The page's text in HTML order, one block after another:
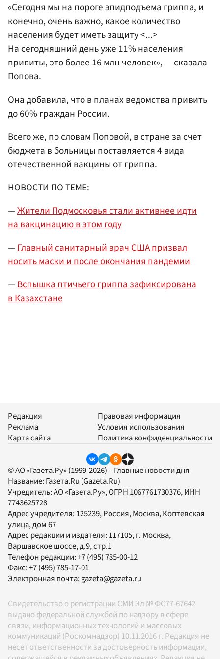
«Сегодня мы на пороге эпидподъема гриппа, и
конечно, очень важно, какое количество
населения будет иметь защиту <...>
На сегодняшний день уже 11% населения
привиты, это более 16 млн человек», — сказала
Попова.
Она добавила, что в планах ведомства привить
до 60% граждан России.
Всего же, по словам Поповой, в стране за счет
бюджета в больницы поставляется 4 вида
отечественной вакцины от гриппа.
НОВОСТИ ПО ТЕМЕ:
—Жители Подмосковья стали активнее идти
на вакцинацию в этом году
—Главный санитарный врач США призвал
носить маски и после окончания пандемии
—Вспышка птичьего гриппа зафиксирована
в Казахстане
Редакция
Реклама
Карта сайта
Правовая информация
Условия использования
Политика конфиденциальности
© АО «Газета.Ру» (1999-2026) – Главные новости дня
Название: Газета.Ru (Gazeta.Ru)
Учредитель:АО «Газета.Ру», ОГРН 1067761730376, ИНН
7743625728
Адрес учредителя: 125239, Россия, Москва, Коптевская
улица, дом 67
Адрес редакции и издателя: 117105, г. Москва,
Варшавское шоссе, д.9, стр.1
Телефон редакции:+7 (495) 785-00-12
Факс:+7 (495) 785-17-01
Электронная почта:gazeta@gazeta.ru
Свидетельство о регистрации СМИ Эл № ФС77-67642
выдано федеральной службой по надзору в сфере
связи, информационных технологий и массовых
коммуникаций (Роскомнадзор) 10.11.2016 г. Редакция не
несет ответственности за достоверность информации,